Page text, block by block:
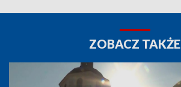
ZOBACZ TAKŻE